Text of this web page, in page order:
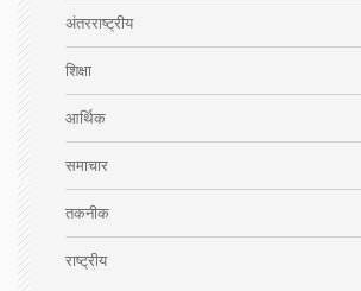
अंतरराष्ट्रीय
शिक्षा
आर्थिक
समाचार
तकनीक
राष्ट्रीय